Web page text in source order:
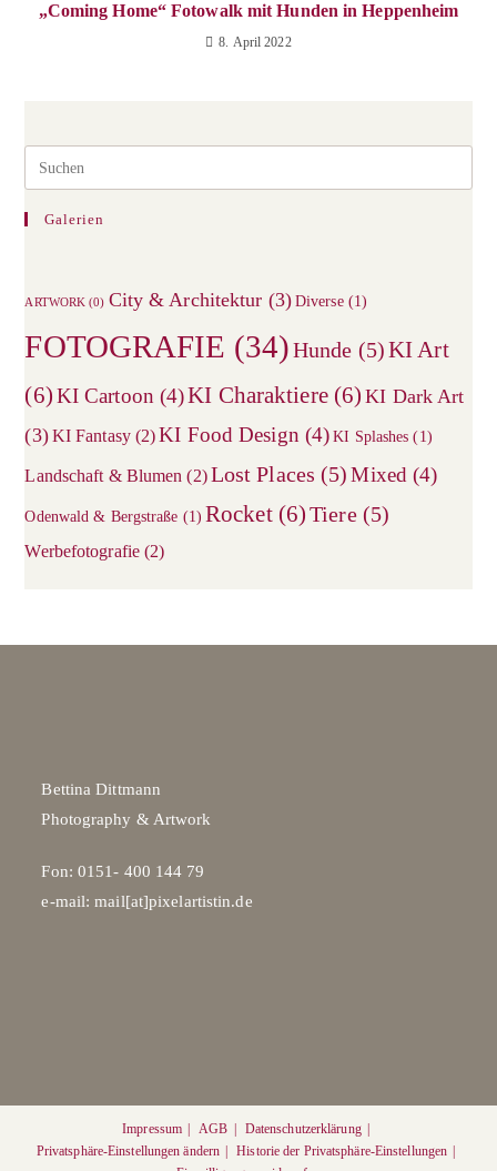
„Coming Home“ Fotowalk mit Hunden in Heppenheim
8. April 2022
Galerien
ARTWORK (0) City & Architektur (3)Diverse(1)
FOTOGRAFIE (34)Hunde (5)KI Art
(6)KI Cartoon (4)KI Charaktiere(6) KI Dark Art
(3)KI Fantasy(2)KI Food Design (4) KI Splashes (1)
Landschaft & Blumen (2)Lost Places (5) Mixed (4)
Odenwald & Bergstraße (1) Rocket(6)Tiere(5)
Werbefotografie(2)
Bettina Dittmann
Photography & Artwork
Fon: 0151- 400 144 79
e-mail: mail[at]pixelartistin.de
Impressum AGB
Datenschutzerklärung
Privatsphäre-Einstellungen ändern
Historie der Privatsphäre-Einstellungen